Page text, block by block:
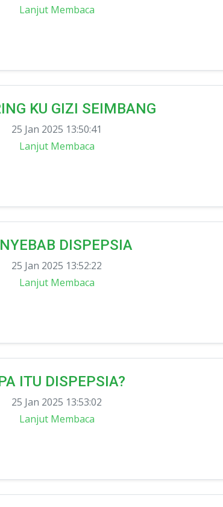
Lanjut Membaca
KU GIZI SEIMBANG
25 Jan 2025 13:50:41
Lanjut Membaca
DISPEPSIA
25 Jan 2025 13:52:22
Lanjut Membaca
ITU DISPEPSIA?
25 Jan 2025 13:53:02
Lanjut Membaca